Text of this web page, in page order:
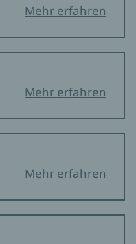
Mehr erfahren
Mehr erfahren
Mehr erfahren